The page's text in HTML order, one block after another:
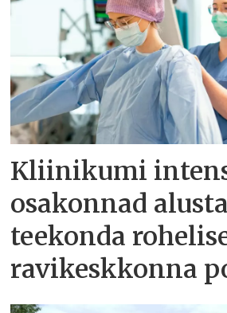
Kliinikumi
osakonnad
teekonda
ravikeskkonna